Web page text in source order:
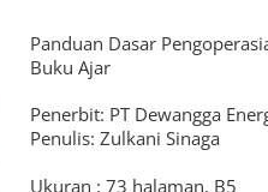
Panduan Dasar
Buku Ajar
Penerbit: PT Dewangga
Penulis: Zulkani Sinaga
Ukuran : 73 halaman, B5